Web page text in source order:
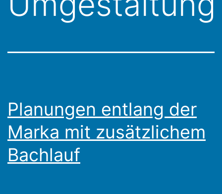
Planungen entlang der
Marka mit zusätzlichem
Bachlauf